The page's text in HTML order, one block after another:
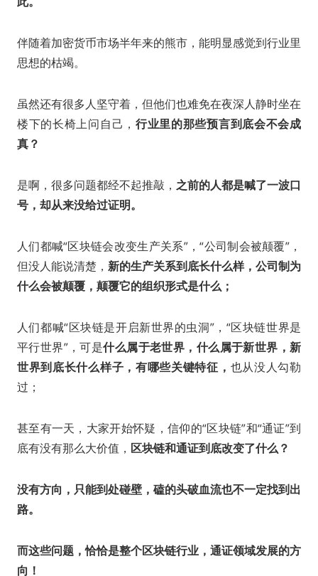
伴随着加密货币市场半年来的熊市，能明显感觉到行业里
思想的枯竭。
虽然还有很多人坚守着，但他们也难免在夜深人静时坐在
楼下的长椅上问自己， 行业里的那些预言到底会不会成
真？
是啊，很多问题都经不起推敲，之前的人都是喊了一波口
号，却从来没给过证明。
人们都喊“区块链会改变生产关系”，“公司制会被颠覆”，
但没人能说清楚， 新的生产关系到底长什么样，公司制为
什么会被颠覆，颠覆它的组织形式是什么；
人们都喊“区块链是开启新世界的虫洞”，“区块链世界是
平行世界”，可是什么属于老世界，什么属于新世界，新
世界到底长什么样子，有哪些关键特征， 也从没人勾勒
过；
甚至有一天，大家开始怀疑，信仰的“区块链”和“通证”到
底有没有那么大价值， 区块链和通证到底改变了什么？
没有方向，只能到处碰壁，磕的头破血流也不一定找到出
路。
而这些问题，恰恰是整个区块链行业，通证领域发展的方
向！